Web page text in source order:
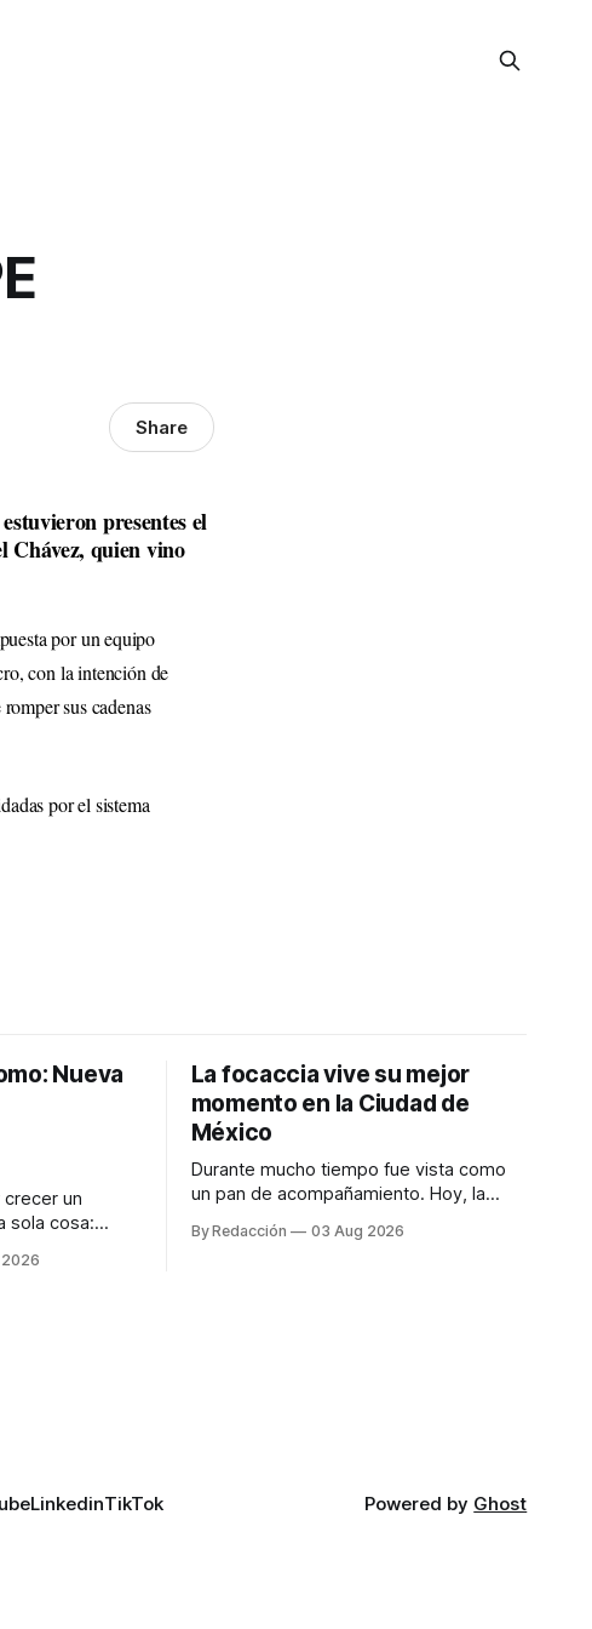
Share
presentes el
Chávez, quien vino
por un equipo
con la intención de
sus cadenas
por el sistema
Nueva
un
sola cosa:
en marketing
La focaccia vive su mejor
momento en la Ciudad de
México
Durante mucho tiempo fue vista como
un pan de acompañamiento. Hoy, la
platillos favoritos de quienes buscan
By Redacción 03 Aug 2026
LinkedinTikTok Powered by Ghost